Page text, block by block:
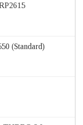
(Standard)